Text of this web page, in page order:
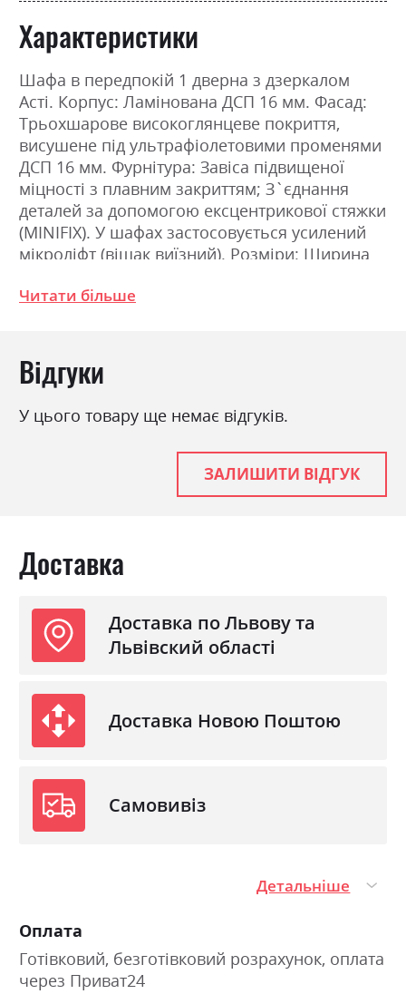
Характеристики
Шафа в передпокій 1 дверна з дзеркалом
Асті. Корпус: Ламінована ДСП 16 мм. Фасад:
Трьохшарове високоглянцеве покриття,
висушене під ультрафіолетовими променями
ДСП 16 мм. Фурнітура: Завіса підвищеної
міцності з плавним закриттям; З`єднання
деталей за допомогою ексцентрикової стяжки
(MINIFIX). У шафах застосовується усилений
мікроліфт (вішак виїзний). Розміри: Ширина
Колір (Фасад):
Колір (Корпус):
Колір матеріалу
дуб крафт/білий глянець
мінімалізм, модерн
лакована ДСП
Читати більше
Відгуки
У цього товару ще немає відгуків.
ЗАЛИШИТИ ВІДГУК
Доставка
Доставка по Львову та
Львівский області
Доставка Новою Поштою
Самовивіз
Детальніше
Оплата
Готівковий, безготівковий розрахунок, оплата
через Приват24